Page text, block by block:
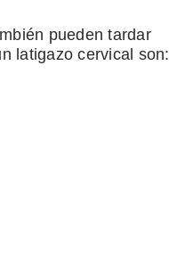
pueden tardar
latigazo cervical son: